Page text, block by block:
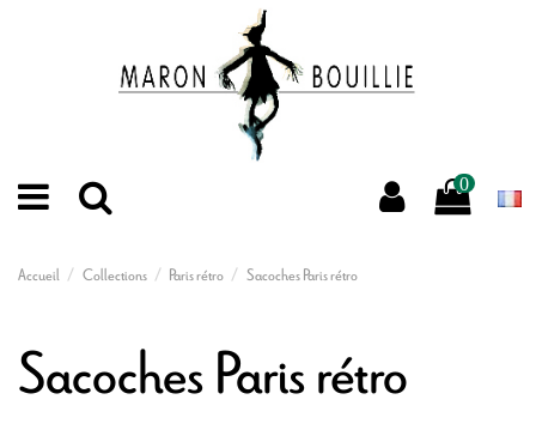
0
Accueil Collections Paris rétro Sacoches Paris rétro
Sacoches Paris rétro